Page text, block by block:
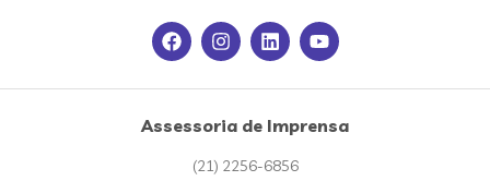
Assessoria de Imprensa
(21) 2256-6856